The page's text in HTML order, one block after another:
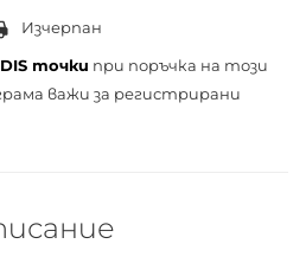
Изчерпан
точки при поръчка на този
важи за регистрирани